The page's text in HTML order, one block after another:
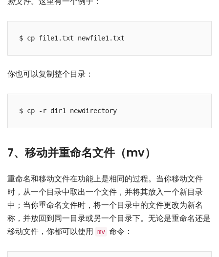
你也可以复制整个目录：
7、移动并重命名文件（mv）
重命名和移动文件在功能上是相同的过程。当你移动文件
时，从一个目录中取出一个文件，并将其放入一个新目录
中；当你重命名文件时，将一个目录中的文件更改为新名
称，并放回到同一目录或另一个目录下。无论是重命名还是
移动文件，你都可以使用 mv 命令：